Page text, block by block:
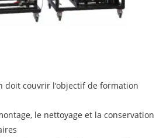
doit couvrir l'objectif de formation
le nettoyage et la conservation